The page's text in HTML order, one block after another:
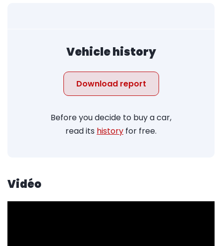
Vehicle history
Download report
Before you decide to buy a car,
read its history for free.
Vidéo